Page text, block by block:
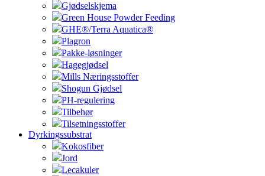
Gjødselskjema
Green House Powder Feeding
GHE®/Terra Aquatica®
Plagron
Pakke-løsninger
Hagegjødsel
Mills Næringsstoffer
Shogun Gjødsel
PH-regulering
Tilbehør
Tilsetningsstoffer
Dyrkingssubstrat
Kokosfiber
Jord
Lecakuler